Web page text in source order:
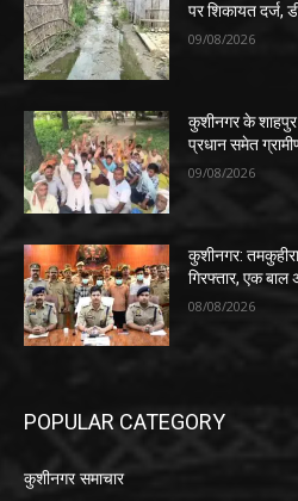
पर शिकायत दर्ज,
09/08/2026
कुशीनगर के
प्रधान समेत
09/08/2026
कुशीनगर:
गिरफ्तार, एक बाल
08/08/2026
POPULAR CATEGORY
कुशीनगर समाचार